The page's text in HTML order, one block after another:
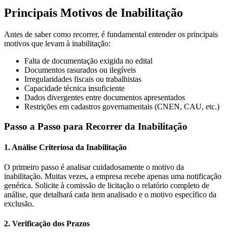
Principais Motivos de Inabilitação
Antes de saber como recorrer, é fundamental entender os principais
motivos que levam à inabilitação:
Falta de documentação exigida no edital
Documentos rasurados ou ilegíveis
Irregularidades fiscais ou trabalhistas
Capacidade técnica insuficiente
Dados divergentes entre documentos apresentados
Restrições em cadastros governamentais (CNEN, CAU, etc.)
Passo a Passo para Recorrer da Inabilitação
1. Análise Criteriosa da Inabilitação
O primeiro passo é analisar cuidadosamente o motivo da
inabilitação. Muitas vezes, a empresa recebe apenas uma notificação
genérica. Solicite à comissão de licitação o relatório completo de
análise, que detalhará cada item analisado e o motivo específico da
exclusão.
2. Verificação dos Prazos